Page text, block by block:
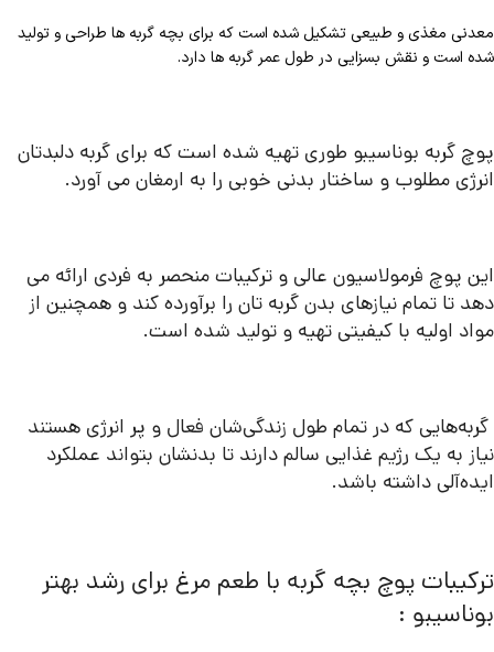
معدنی مغذی و طبیعی تشکیل شده است که برای بچه گربه ها طراحی و تولید
شده است و نقش بسزایی در طول عمر گربه ها دارد.
پوچ گربه بوناسیبو طوری تهیه شده است که برای گربه دلبدتان
انرژی مطلوب و ساختار بدنی خوبی را به ارمغان می آورد.
این پوچ فرمولاسیون عالی و ترکیبات منحصر به فردی ارائه می‌
دهد تا تمام نیازهای بدن گربه تان را برآورده کند و همچنین از
مواد اولیه با کیفیتی تهیه و تولید شده است.
گربه‌هایی که در تمام طول زندگی‌شان فعال و پر انرژی هستند
نیاز به یک رژیم غذایی سالم دارند تا بدنشان بتواند عملکرد
ایده‌آلی داشته باشد.
ترکیبات پوچ بچه گربه با طعم مرغ برای رشد بهتر
بوناسیبو :